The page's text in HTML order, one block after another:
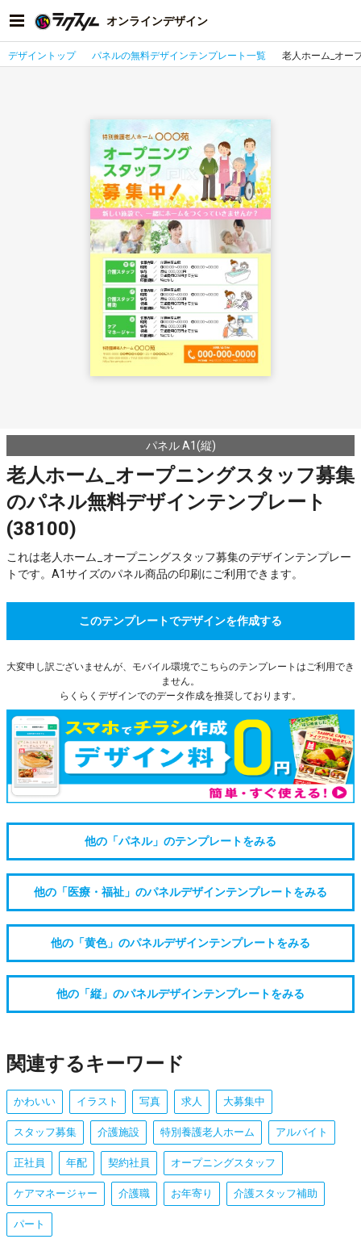
オンラインデザイン
デザイントップ パネルの無料デザインテンプレート一覧 老人ホーム_オー
パネル A1(縦)
老人ホーム_オープニングスタッフ募集
のパネル無料デザインテンプレート
(38100)
これは老人ホーム_オープニングスタッフ募集のデザインテンプレー
トです。A1サイズのパネル商品の印刷にご利用できます。
このテンプレートでデザインを作成する
大変申し訳ございませんが、モバイル環境でこちらのテンプレートはご利用でき
ません。
らくらくデザインでのデータ作成を推奨しております。
他の「パネル」のテンプレートをみる
他の「医療・福祉」のパネルデザインテンプレートをみる
他の「黄色」のパネルデザインテンプレートをみる
他の「縦」のパネルデザインテンプレートをみる
関連するキーワード
かわいい イラスト 写真 求人 大募集中
スタッフ募集 介護施設 特別養護老人ホーム アルバイト
正社員 年配 契約社員 オープニングスタッフ
ケアマネージャー 介護職 お年寄り 介護スタッフ補助
パート